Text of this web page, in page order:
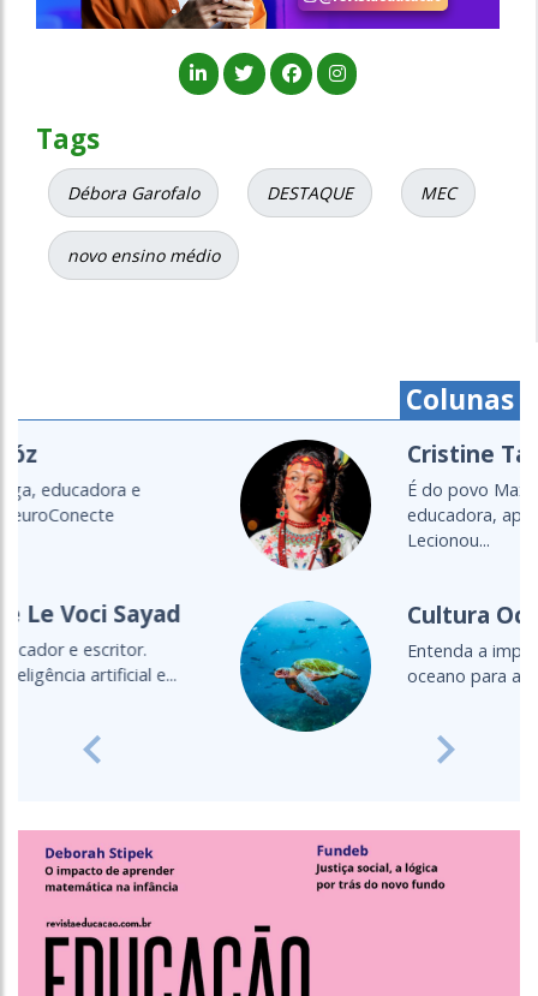
Tags
Débora Garofalo DESTAQUE MEC
novo ensino médio
Colunas
Cristine Takuá
É do povo Maxacali, filósofa,
educadora, aprendiz de parteira.
Lecionou...
Cultura Oceânica
Entenda a importância de levar o
oceano para a sala de aula
Previous Next